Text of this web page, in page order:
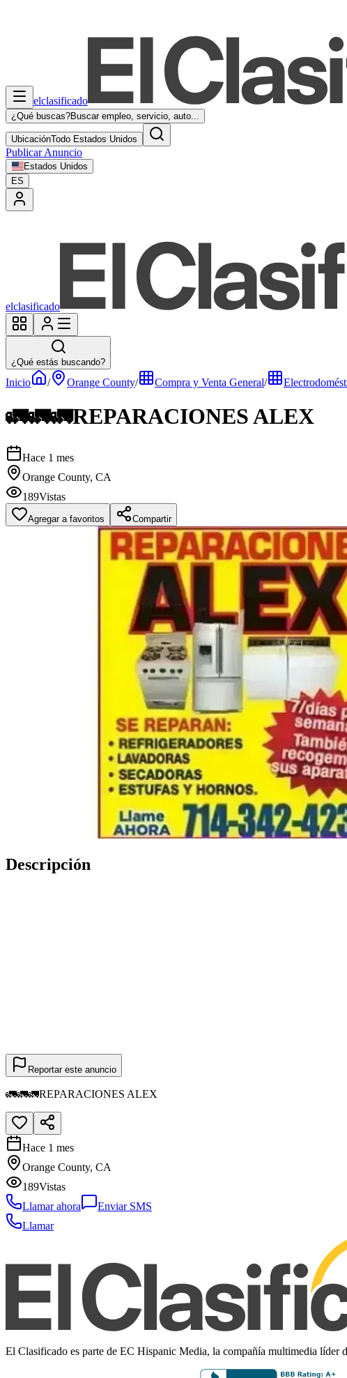
elclasificado
¿Qué buscas?Buscar empleo, servicio, auto...
UbicaciónTodo Estados Unidos
Publicar Anuncio
Estados Unidos
ES
elclasificado
¿Qué estás buscando?
Inicio / Orange County/ Compra y Venta General/
🚛🚛🚛REPARACIONES ALEX
Hace 1 mes
Orange County, CA
189Vistas
Agregar a favoritos Compartir
Descripción
Reportar este anuncio
🚛🚛🚛REPARACIONES ALEX
Hace 1 mes
Orange County, CA
189Vistas
Llamar ahora
Enviar SMS
Llamar
El Clasificado es parte de EC Hispanic Media, la compañía multimedia líder